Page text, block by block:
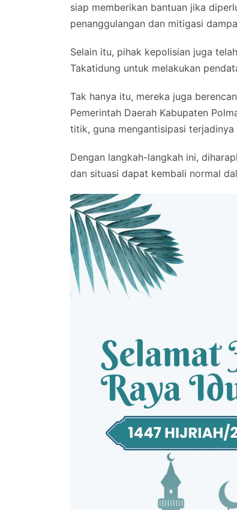
siap memberikan bantuan jika
penanggulangan dan mitigasi
Selain itu, pihak kepolisian juga
Takatidung untuk melakukan
Tak hanya itu, mereka juga
Pemerintah Daerah Kabupaten
titik, guna mengantisipasi
Dengan langkah-langkah ini,
dan situasi dapat kembali normal